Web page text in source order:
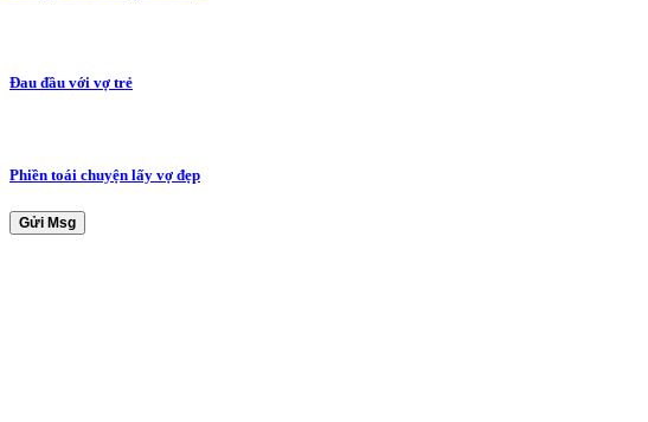
Đau đầu với vợ trẻ
Phiền toái chuyện lấy vợ đẹp
Gửi Msg